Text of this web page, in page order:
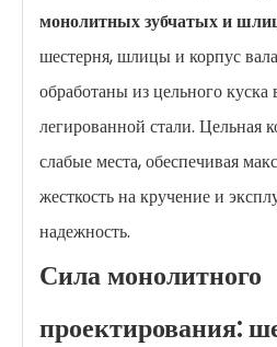
монолитных зубчатых и
шестерня, шлицы и корпус
обработаны из цельного
легированной стали. Цельная
слабые места, обеспечивая
жесткость на кручение и
надежность.
Сила монолитного
проектирования: